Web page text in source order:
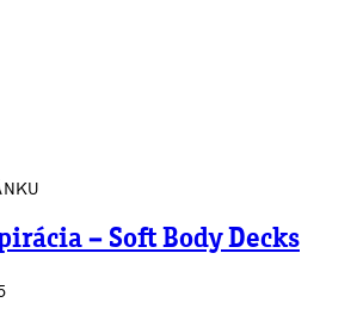
– Soft Body Decks